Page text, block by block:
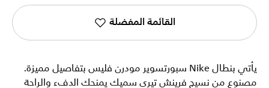
القائمة المفضلة
يأتي بنطال Nike سبورتسوير مودرن فليس بتفاصيل مميزة.
مصنوع من نسيج فرينش تيري سميك يمنحك الدفء والراحة